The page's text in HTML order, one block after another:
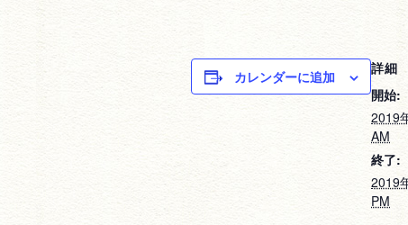
カレンダーに追加
詳細
開始:
2019
AM
終了:
2019
PM